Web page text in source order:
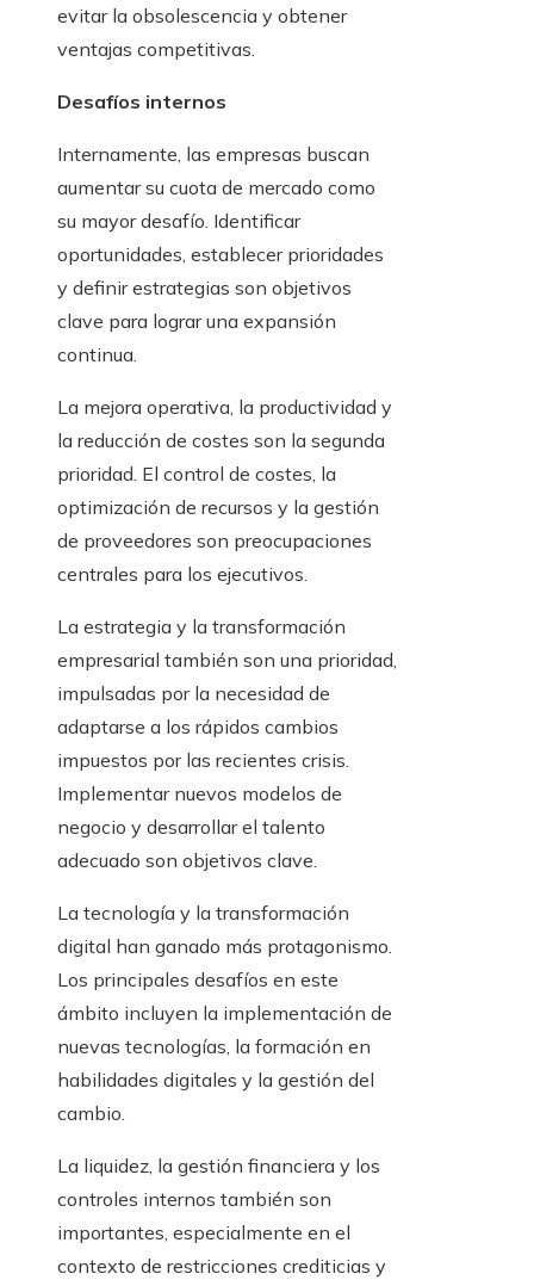
evitar la obsolescencia y obtener
ventajas competitivas.
Desafíos internos
Internamente, las empresas buscan
aumentar su cuota de mercado como
su mayor desafío. Identificar
oportunidades, establecer prioridades
y definir estrategias son objetivos
clave para lograr una expansión
continua.
La mejora operativa, la productividad y
la reducción de costes son la segunda
prioridad. El control de costes, la
optimización de recursos y la gestión
de proveedores son preocupaciones
centrales para los ejecutivos.
La estrategia y la transformación
empresarial también son una prioridad,
impulsadas por la necesidad de
adaptarse a los rápidos cambios
impuestos por las recientes crisis.
Implementar nuevos modelos de
negocio y desarrollar el talento
adecuado son objetivos clave.
La tecnología y la transformación
digital han ganado más protagonismo.
Los principales desafíos en este
ámbito incluyen la implementación de
nuevas tecnologías, la formación en
habilidades digitales y la gestión del
cambio.
La liquidez, la gestión financiera y los
controles internos también son
importantes, especialmente en el
contexto de restricciones crediticias y